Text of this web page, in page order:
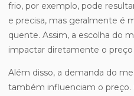
frio, por exemplo, pode
e precisa, mas geralmente é
quente. Assim, a escolha do
impactar diretamente o preço
Além disso, a demanda do
também influenciam o preço.